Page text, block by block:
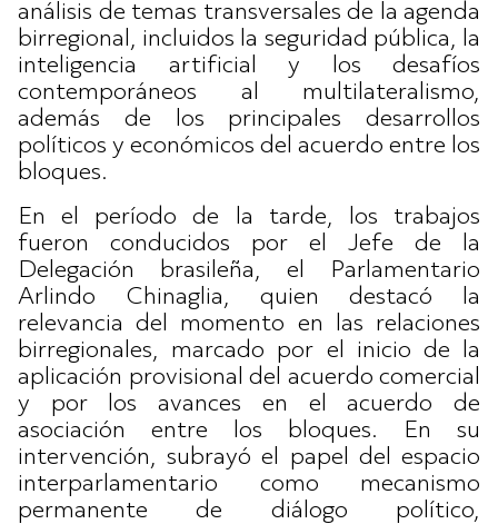
análisis de temas transversales de la agenda
birregional, incluidos la seguridad pública, la
inteligencia artificial y los desafíos
contemporáneos al multilateralismo,
además de los principales desarrollos
políticos y económicos del acuerdo entre los
bloques.
En el período de la tarde, los trabajos
fueron conducidos por el Jefe de la
Delegación brasileña, el Parlamentario
Arlindo Chinaglia, quien destacó la
relevancia del momento en las relaciones
birregionales, marcado por el inicio de la
aplicación provisional del acuerdo comercial
y por los avances en el acuerdo de
asociación entre los bloques. En su
intervención, subrayó el papel del espacio
interparlamentario como mecanismo
permanente de diálogo político,